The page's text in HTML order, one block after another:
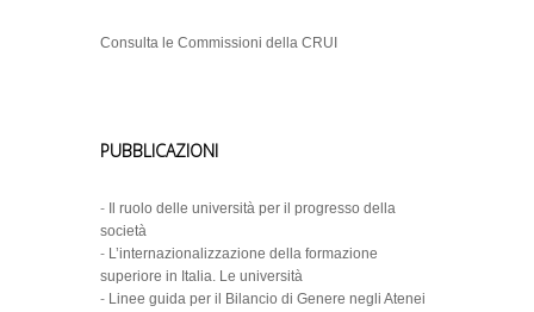
Consulta le Commissioni della CRUI
PUBBLICAZIONI
-
Il ruolo delle università per il progresso della
società
- L’internazionalizzazione della formazione
superiore in Italia. Le università
- Linee guida per il Bilancio di Genere negli Atenei